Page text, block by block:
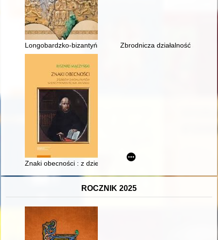
Longobardzko-bizantyńskie relacje polityczne od początków
Zbrodnicza działalność
Znaki obecności : z dziejów zakonu pijarów w
ROCZNIK 2025